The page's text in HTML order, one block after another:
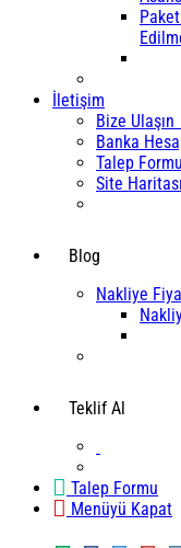
İletişim
Bize Ulaşın
Banka
Talep Formu
Site Haritası
Blog
Nakliye
Teklif Al
Talep Formu
Menüyü Kapat